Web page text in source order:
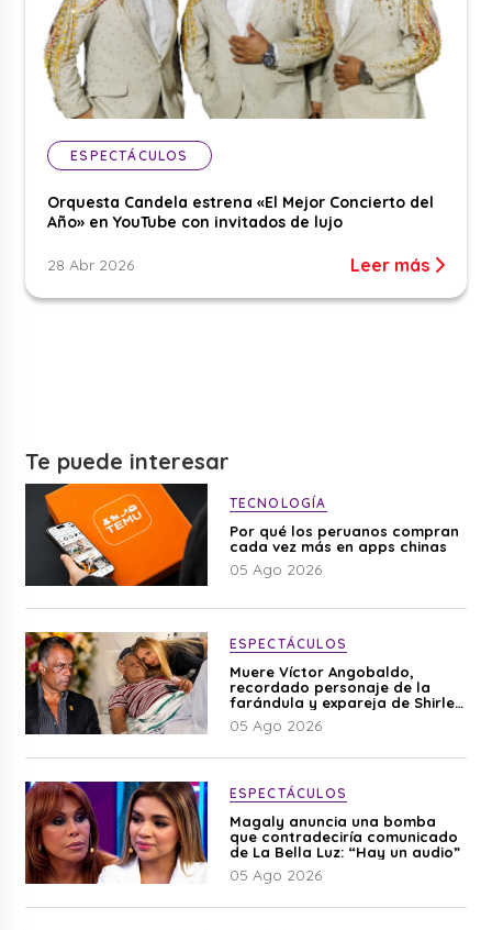
ESPECTÁCULOS
Orquesta Candela estrena «El Mejor Concierto del
Año» en YouTube con invitados de lujo
28 Abr 2026 Leer más
Te puede interesar
TECNOLOGÍA
Por qué los peruanos compran
cada vez más en apps chinas
05 Ago 2026
ESPECTÁCULOS
Muere Víctor Angobaldo,
recordado personaje de la
farándula y expareja de Shirley
Cherres
05 Ago 2026
ESPECTÁCULOS
Magaly anuncia una bomba
que contradeciría comunicado
de La Bella Luz: “Hay un audio”
05 Ago 2026